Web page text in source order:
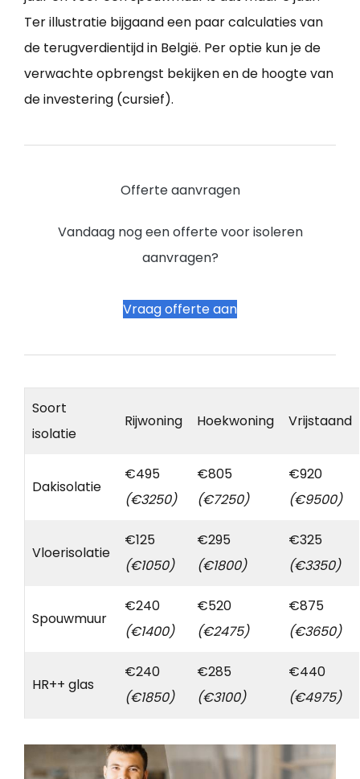
Ter illustratie bijgaand een paar calculaties van
de terugverdientijd in België. Per optie kun je de
verwachte opbrengst bekijken en de hoogte van
de investering (cursief).
Offerte aanvragen
Vandaag nog een offerte voor isoleren
aanvragen?
Vraag offerte aan
Soort
isolatie
Rijwoning Hoekwoning Vrijstaand
Dakisolatie
€495
(€3250)
€805
(€7250)
€920
(€9500)
Vloerisolatie
€125
(€1050)
€295
(€1800)
€325
(€3350)
Spouwmuur
€240
(€1400)
€520
(€2475)
€875
(€3650)
HR++ glas
€240
(€1850)
€285
(€3100)
€440
(€4975)